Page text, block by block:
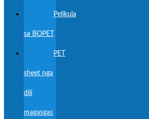
Pelikula
sa BOPET
PET
sheet nga
dili
magasgas